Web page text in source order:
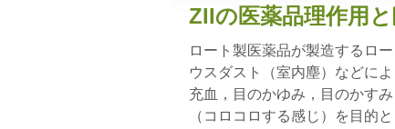
ZIIの医薬品理作用
ロート製医薬品が製造するロ
ウスダスト（室内塵）などに
充血，目のかゆみ，目のかす
（コロコロする感じ）を目的